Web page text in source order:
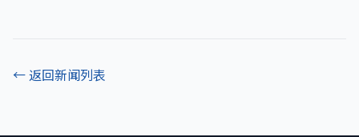
← 返回新闻列表